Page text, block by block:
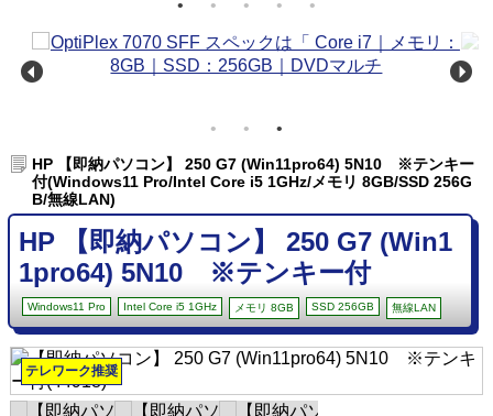
HP 【即納パソコン】 250 G7 (Win11pro64) 5N10 ※テンキー
付(Windows11 Pro/Intel Core i5 1GHz/メモリ 8GB/SSD 256G
B/無線LAN)
HP 【即納パソコン】 250 G7 (Win1
1pro64) 5N10 ※テンキー付
Windows11 Pro Intel Core i5 1GHz メモリ 8GB SSD 256GB 無線LAN
テレワーク推奨